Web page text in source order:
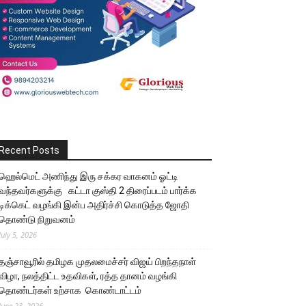
Posts
அணிந்து இரு சக்கர வாகனம் ஓட்டி
கட்டா குஸ்தி 2 திரைப்படம் பார்க்க
வழங்கி இன்ப அதிர்ச்சி கொடுத்த ஜோதி
நிறுவனம்
5, 2026
தமிழக முதலமைச்சர் விஜய் பிறந்தநாள்
நலத்திட்ட உதவிகள், ரத்த தானம் வழங்கி
உற்சாக கொண்டாட்டம்